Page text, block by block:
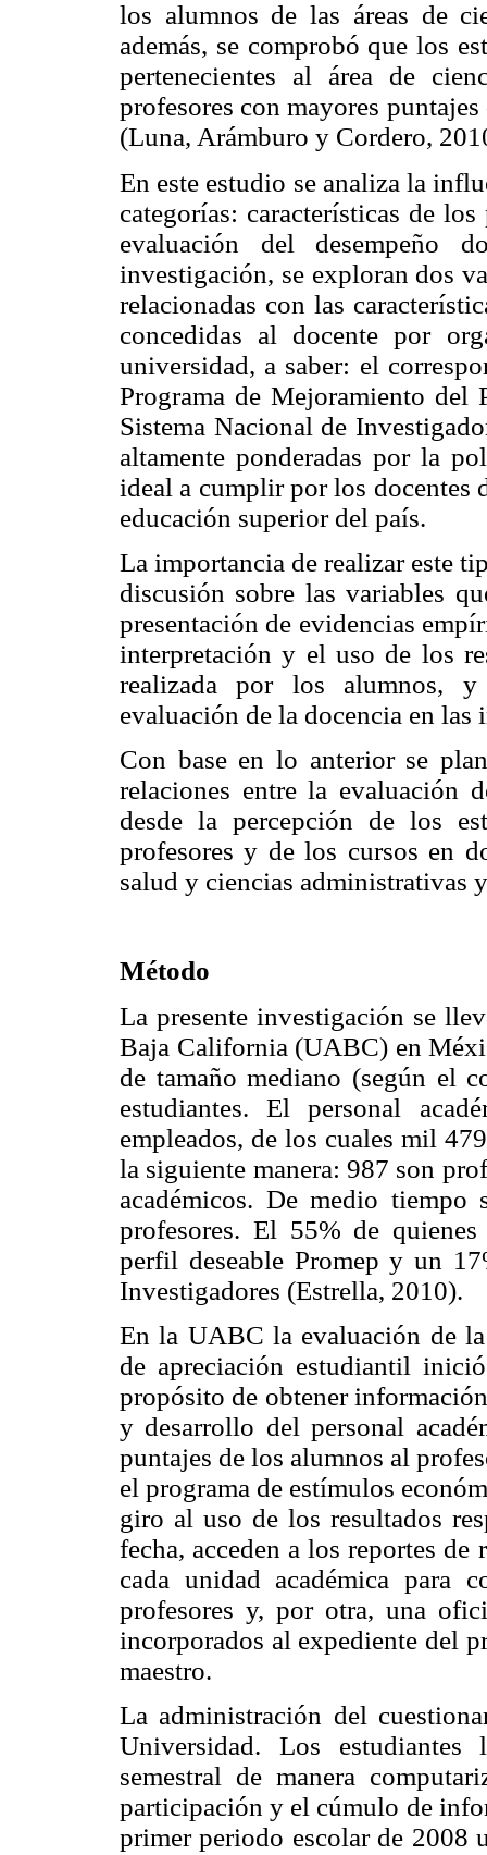
los alumnos de las áreas de
además, se comprobó que los
pertenecientes al área de
profesores con mayores
(Luna, Arámburo y Cordero,
En este estudio se analiza la
categorías: características de
evaluación del desempeño
investigación, se exploran dos
relacionadas con las
concedidas al docente por
universidad, a saber: el
Programa de Mejoramiento del
Sistema Nacional de
altamente ponderadas por la
ideal a cumplir por los docentes
educación superior del país.
La importancia de realizar este
discusión sobre las variables
presentación de evidencias
interpretación y el uso de los
realizada por los alumnos,
evaluación de la docencia en
Con base en lo anterior se
relaciones entre la evaluación
desde la percepción de los
profesores y de los cursos en
salud y ciencias administrativas
Método
La presente investigación se
Baja California (UABC) en
de tamaño mediano (según el
estudiantes. El personal
empleados, de los cuales mil
la siguiente manera: 987 son
académicos. De medio
profesores. El 55% de
perfil deseable Promep y un
Investigadores (Estrella, 2010).
En la UABC la evaluación de la
de apreciación estudiantil
propósito de obtener
y desarrollo del personal
puntajes de los alumnos al
el programa de estímulos
giro al uso de los resultados
fecha, acceden a los reportes
cada unidad académica para
profesores y, por otra, una
incorporados al expediente del
maestro.
La administración del
Universidad. Los
semestral de manera
participación y el cúmulo de
primer periodo escolar de 2008